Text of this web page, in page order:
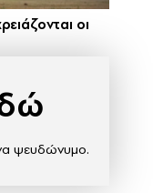
οι
ψευδώνυμο.